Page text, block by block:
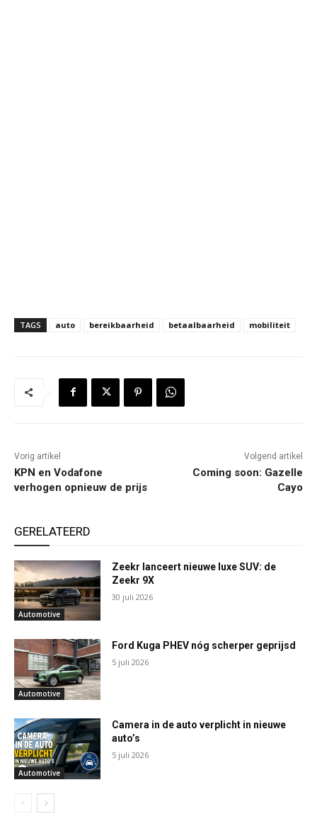
TAGS auto bereikbaarheid betaalbaarheid mobiliteit
Vorig artikel
KPN en Vodafone
verhogen opnieuw de prijs
Volgend artikel
Coming soon: Gazelle
Cayo
GERELATEERD
Automotive
Zeekr lanceert nieuwe luxe SUV: de
Zeekr 9X
30 juli 2026
Automotive
Ford Kuga PHEV nóg scherper geprijsd
5 juli 2026
Automotive
Camera in de auto verplicht in nieuwe
auto’s
5 juli 2026